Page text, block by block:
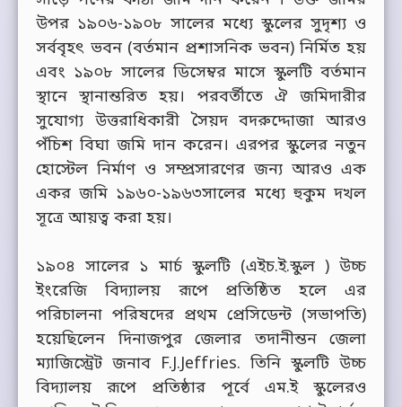
উপর ১৯০৬-১৯০৮ সালের মধ্যে স্কুলের সুদৃশ্য ও
সর্ববৃহৎ ভবন (বর্তমান প্রশাসনিক ভবন) নির্মিত হয়
এবং ১৯০৮ সালের ডিসেম্বর মাসে স্কুলটি বর্তমান
স্থানে স্থানান্তরিত হয়। পরবর্তীতে ঐ জমিদারীর
সুযোগ্য উত্তরাধিকারী সৈয়দ বদরুদ্দোজা আরও
পঁচিশ বিঘা জমি দান করেন। এরপর স্কুলের নতুন
হোস্টেল নির্মাণ ও সম্প্রসারণের জন্য আরও এক
একর জমি ১৯৬০-১৯৬৩সালের মধ্যে হুকুম দখল
সূত্রে আয়ত্ব করা হয়।
১৯০৪ সালের ১ মার্চ স্কুলটি (এইচ.ই.স্কুল ) উচ্চ
ইংরেজি বিদ্যালয় রূপে প্রতিষ্ঠিত হলে এর
পরিচালনা পরিষদের প্রথম প্রেসিডেন্ট (সভাপতি)
হয়েছিলেন দিনাজপুর জেলার তদানীন্তন জেলা
ম্যাজিস্ট্রেট জনাব F.J.Jeffries. তিনি স্কুলটি উচ্চ
বিদ্যালয় রূপে প্রতিষ্ঠার পূর্বে এম.ই স্কুলেরও